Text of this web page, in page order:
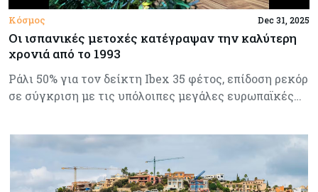
Κόσμος Dec 31, 2025
Οι ισπανικές μετοχές κατέγραψαν την καλύτερη
χρονιά από το 1993
Ράλι 50% για τον δείκτη Ibex 35 φέτος, επίδοση ρεκόρ
σε σύγκριση με τις υπόλοιπες μεγάλες ευρωπαϊκές…